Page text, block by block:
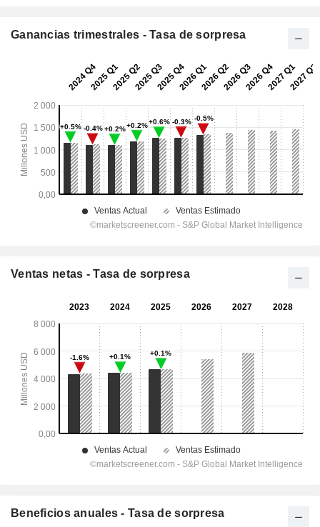
Ganancias trimestrales - Tasa de sorpresa
Ventas netas - Tasa de sorpresa
Beneficios anuales - Tasa de sorpresa